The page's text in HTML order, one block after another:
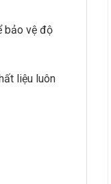
bảo vệ độ
liệu luôn